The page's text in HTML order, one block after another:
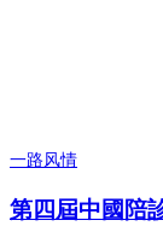
一路风情
第四屆中國陪